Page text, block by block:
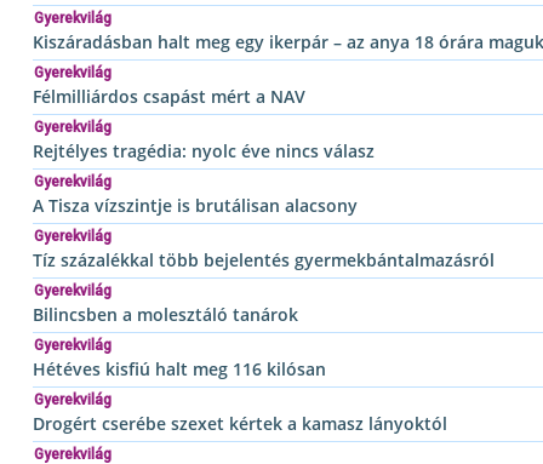
Gyerekvilág
Kiszáradásban halt meg egy ikerpár – az anya 18 órára
Gyerekvilág
Félmilliárdos csapást mért a NAV
Gyerekvilág
Rejtélyes tragédia: nyolc éve nincs válasz
Gyerekvilág
A Tisza vízszintje is brutálisan alacsony
Gyerekvilág
Tíz százalékkal több bejelentés gyermekbántalmazásról
Gyerekvilág
Bilincsben a molesztáló tanárok
Gyerekvilág
Hétéves kisfiú halt meg 116 kilósan
Gyerekvilág
Drogért cserébe szexet kértek a kamasz lányoktól
Gyerekvilág